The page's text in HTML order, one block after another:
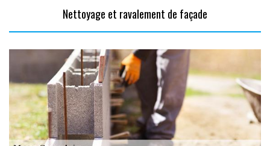
Nettoyage et ravalement de façade